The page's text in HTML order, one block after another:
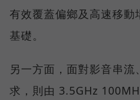
有效覆蓋偏鄉及高速移動
基礎。
另一方面，面對影音串
求，則由 3.5GHz